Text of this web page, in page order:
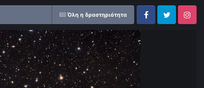
Όλη η δραστηριότητα
FacebookTwitter Instagram